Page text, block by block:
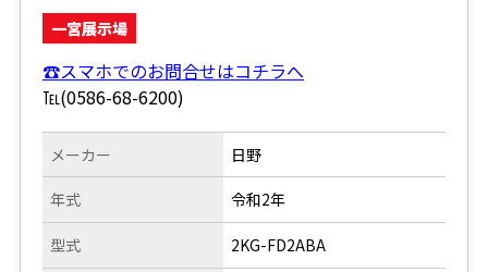
一宮展示場
☎スマホでのお問合せはコチラへ
℡(0586-68-6200)
メーカー
年式
型式
日野
令和2年
2KG-FD2ABA